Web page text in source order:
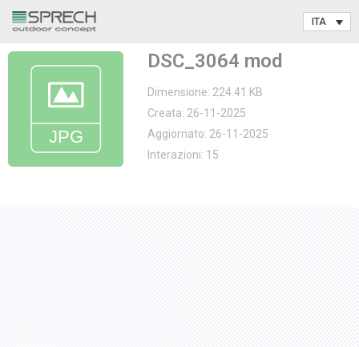
contenuto
DSC_3064 mod
Dimensione: 224.41 KB
Creata: 26-11-2025
Aggiornato: 26-11-2025
Interazioni: 15